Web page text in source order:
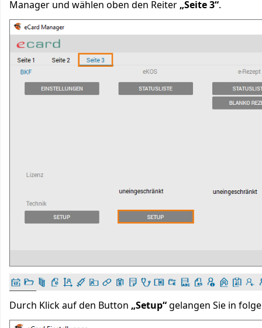
Manager und wählen oben den Reiter „Seite 3“.
Durch Klick auf den Button „Setup“gelangen Sie in